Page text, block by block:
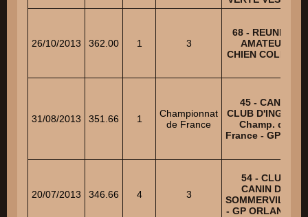
26/10/2013 362.00 1 3
68 - REUNION
AMATEUR
CHIEN COLMAR
31/08/2013 351.66 1
Championnat
de France
45 - CANIS
CLUB D'INGRE -
Champ. de
France - GP SCC
20/07/2013 346.66 4 3
54 - CLUB
CANIN DE
SOMMERVILLER
- GP ORLANDINI